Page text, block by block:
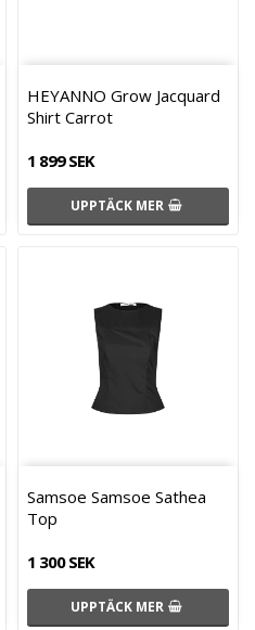
HEYANNO Grow Jacquard
Shirt Carrot
1 899 SEK
UPPTÄCK MER
Samsoe Samsoe Sathea
Top
1 300 SEK
UPPTÄCK MER